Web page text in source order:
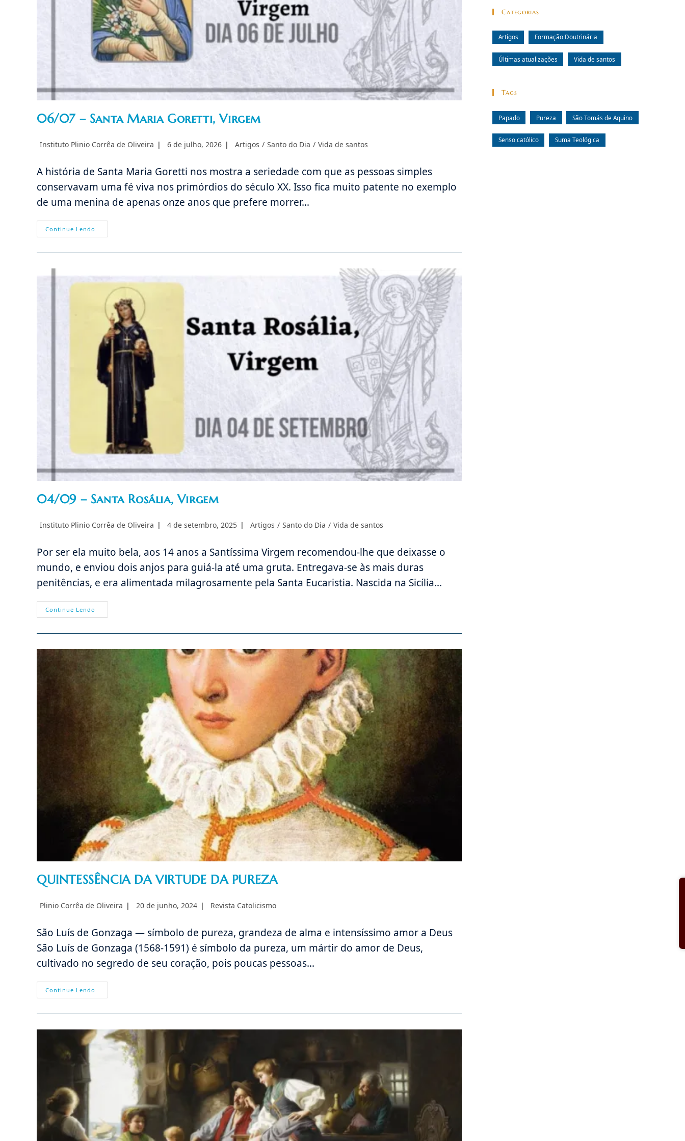
06/07 – Santa Maria Goretti, Virgem
Autor
Instituto Plinio Corrêa de Oliveira
Post
6 de julho, 2026
Categoria
Artigos / Santo do Dia / Vida de santos
A história de Santa Maria Goretti nos mostra a seriedade com que as pessoas simples
conservavam uma fé viva nos primórdios do século XX. Isso fica muito patente no exemplo
de uma menina de apenas onze anos que prefere morrer…
Continue Lendo
–
Maria
04/09 – Santa Rosália, Virgem
Autor
Instituto Plinio Corrêa de Oliveira
Post
4 de setembro, 2025
Categoria
Artigos / Santo do Dia / Vida de santos
Por ser ela muito bela, aos 14 anos a Santíssima Virgem recomendou-lhe que deixasse o
mundo, e enviou dois anjos para guiá-la até uma gruta. Entregava-se às mais duras
penitências, e era alimentada milagrosamente pela Santa Eucaristia. Nascida na Sicília…
Continue Lendo
–
Rosália,
QUINTESSÊNCIA DA VIRTUDE DA PUREZA
Autor
Plinio Corrêa de Oliveira
Post
20 de junho, 2024
Categoria
Revista Catolicismo
São Luís de Gonzaga — símbolo de pureza, grandeza de alma e intensíssimo amor a Deus
São Luís de Gonzaga (1568-1591) é símbolo da pureza, um mártir do amor de Deus,
cultivado no segredo de seu coração, pois poucas pessoas…
Continue Lendo
DA
DA
Categorias
Artigos Formação Doutrinária
Últimas atualizações Vida de santos
Tags
Papado Pureza São Tomás de Aquino
Senso católico Suma Teológica